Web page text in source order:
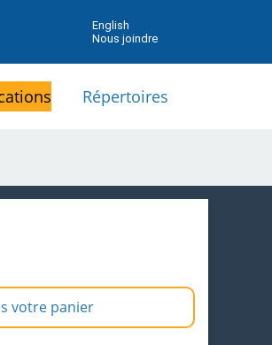
English
Nous joindre
Répertoires
votre panier